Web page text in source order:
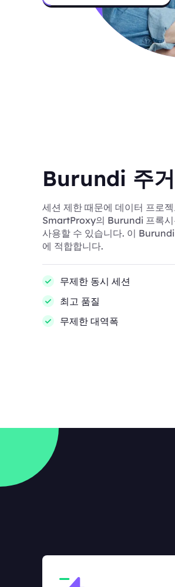
Burundi 주
세션 제한 때문에 데이터 프로
SmartProxy의 Burundi 프록시
사용할 수 있습니다. 이
에 적합합니다.
무제한 동시 세션
최고 품질
무제한 대역폭